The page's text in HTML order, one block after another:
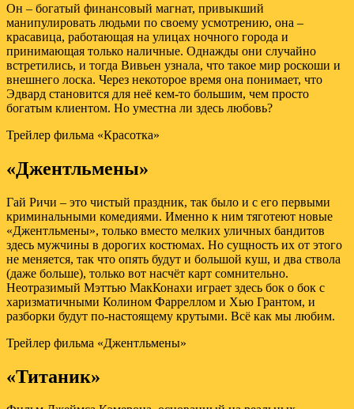
Он – богатый финансовый магнат, привыкший
манипулировать людьми по своему усмотрению, она –
красавица, работающая на улицах ночного города и
принимающая только наличные. Однажды они случайно
встретились, и тогда Вивьен узнала, что такое мир роскоши и
внешнего лоска. Через некоторое время она понимает, что
Эдвард становится для неё кем-то большим, чем просто
богатым клиентом. Но уместна ли здесь любовь?
Трейлер фильма «Красотка»
«Джентльмены»
Гай Ричи – это чистый праздник, так было и с его первыми
криминальными комедиями. Именно к ним тяготеют новые
«Джентльмены», только вместо мелких уличных бандитов
здесь мужчины в дорогих костюмах. Но сущность их от этого
не меняется, так что опять будут и большой куш, и два ствола
(даже больше), только вот насчёт карт сомнительно.
Неотразимый Мэттью МакКонахи играет здесь бок о бок с
харизматичными Колином Фарреллом и Хью Грантом, и
разборки будут по-настоящему крутыми. Всё как мы любим.
Трейлер фильма «Джентльмены»
«Титаник»